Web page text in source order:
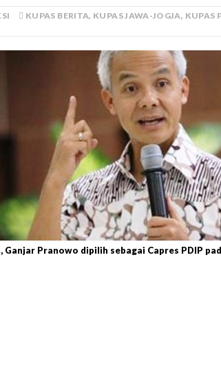
KUPAS BERITA, KUPAS JAWA-JOGJA, KUPAS
Ganjar Pranowo dipilih sebagai Capres PDIP